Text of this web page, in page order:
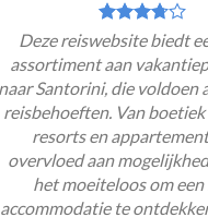
Deze reiswebsite biedt
assortiment aan
naar Santorini, die voldoen
reisbehoeften. Van
resorts en
overvloed aan
het moeiteloos om een
accommodatie te